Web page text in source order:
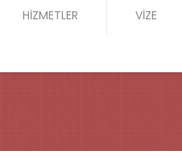
HİZMETLER VİZE